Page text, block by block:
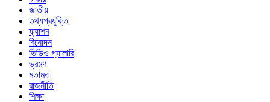
জাতীয়
তথ্যপ্রযুক্তি
ফ্যাশন
বিনোদন
ভিডিও গ্যালারি
ভ্রমণ
মতামত
রাজনীতি
শিক্ষা